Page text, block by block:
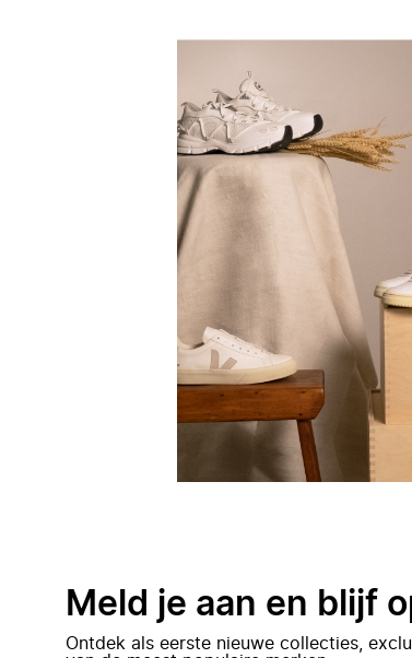
Meld je aan en blijf
Ontdek als eerste nieuwe collecties,